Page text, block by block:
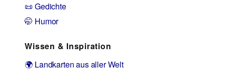
📜 Gedichte
🤭 Humor
Wissen & Inspiration
🌍 Landkarten aus aller Welt